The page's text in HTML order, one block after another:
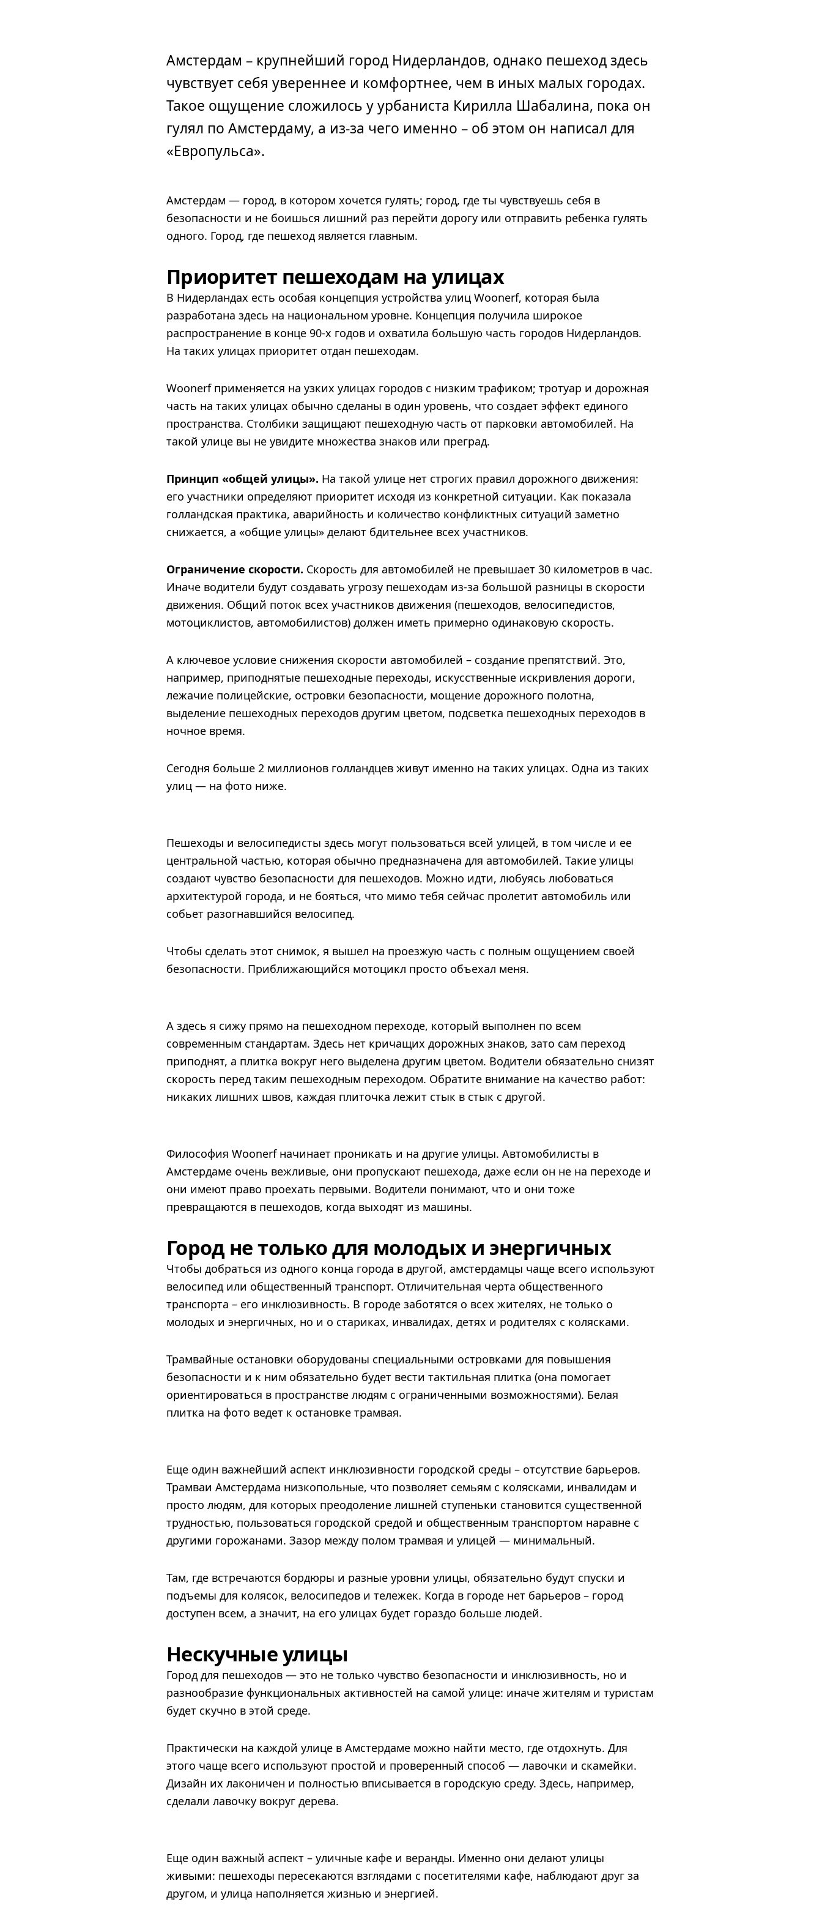
Амстердам – крупнейший город Нидерландов, однако пешеход здесь
чувствует себя увереннее и комфортнее, чем в иных малых городах.
Такое ощущение сложилось у урбаниста Кирилла Шабалина, пока он
гулял по Амстердаму, а из-за чего именно – об этом он написал для
«Европульса».
Амстердам — город, в котором хочется гулять; город, где ты чувствуешь себя в
безопасности и не боишься лишний раз перейти дорогу или отправить ребенка гулять
одного. Город, где пешеход является главным.
Приоритет пешеходам на улицах
В Нидерландах есть особая концепция устройства улиц Woonerf, которая была
разработана здесь на национальном уровне. Концепция получила широкое
распространение в конце 90-х годов и охватила большую часть городов Нидерландов.
На таких улицах приоритет отдан пешеходам.
Woonerf применяется на узких улицах городов с низким трафиком; тротуар и дорожная
часть на таких улицах обычно сделаны в один уровень, что создает эффект единого
пространства. Столбики защищают пешеходную часть от парковки автомобилей. На
такой улице вы не увидите множества знаков или преград.
Принцип «общей улицы». На такой улице нет строгих правил дорожного движения:
его участники определяют приоритет исходя из конкретной ситуации. Как показала
голландская практика, аварийность и количество конфликтных ситуаций заметно
снижается, а «общие улицы» делают бдительнее всех участников.
Ограничение скорости. Скорость для автомобилей не превышает 30 километров в час.
Иначе водители будут создавать угрозу пешеходам из-за большой разницы в скорости
движения. Общий поток всех участников движения (пешеходов, велосипедистов,
мотоциклистов, автомобилистов) должен иметь примерно одинаковую скорость.
А ключевое условие снижения скорости автомобилей – создание препятствий. Это,
например, приподнятые пешеходные переходы, искусственные искривления дороги,
лежачие полицейские, островки безопасности, мощение дорожного полотна,
выделение пешеходных переходов другим цветом, подсветка пешеходных переходов в
ночное время.
Сегодня больше 2 миллионов голландцев живут именно на таких улицах. Одна из таких
улиц — на фото ниже.
Пешеходы и велосипедисты здесь могут пользоваться всей улицей, в том числе и ее
центральной частью, которая обычно предназначена для автомобилей. Такие улицы
создают чувство безопасности для пешеходов. Можно идти, любуясь любоваться
архитектурой города, и не бояться, что мимо тебя сейчас пролетит автомобиль или
собьет разогнавшийся велосипед.
Чтобы сделать этот снимок, я вышел на проезжую часть с полным ощущением своей
безопасности. Приближающийся мотоцикл просто объехал меня.
А здесь я сижу прямо на пешеходном переходе, который выполнен по всем
современным стандартам. Здесь нет кричащих дорожных знаков, зато сам переход
приподнят, а плитка вокруг него выделена другим цветом. Водители обязательно снизят
скорость перед таким пешеходным переходом. Обратите внимание на качество работ:
никаких лишних швов, каждая плиточка лежит стык в стык с другой.
Философия Woonerf начинает проникать и на другие улицы. Автомобилисты в
Амстердаме очень вежливые, они пропускают пешехода, даже если он не на переходе и
они имеют право проехать первыми. Водители понимают, что и они тоже
превращаются в пешеходов, когда выходят из машины.
Город не только для молодых и энергичных
Чтобы добраться из одного конца города в другой, амстердамцы чаще всего используют
велосипед или общественный транспорт. Отличительная черта общественного
транспорта – его инклюзивность. В городе заботятся о всех жителях, не только о
молодых и энергичных, но и о стариках, инвалидах, детях и родителях с колясками.
Трамвайные остановки оборудованы специальными островками для повышения
безопасности и к ним обязательно будет вести тактильная плитка (она помогает
ориентироваться в пространстве людям с ограниченными возможностями). Белая
плитка на фото ведет к остановке трамвая.
Еще один важнейший аспект инклюзивности городской среды – отсутствие барьеров.
Трамваи Амстердама низкопольные, что позволяет семьям с колясками, инвалидам и
просто людям, для которых преодоление лишней ступеньки становится существенной
трудностью, пользоваться городской средой и общественным транспортом наравне с
другими горожанами. Зазор между полом трамвая и улицей — минимальный.
Там, где встречаются бордюры и разные уровни улицы, обязательно будут спуски и
подъемы для колясок, велосипедов и тележек. Когда в городе нет барьеров – город
доступен всем, а значит, на его улицах будет гораздо больше людей.
Нескучные улицы
Город для пешеходов — это не только чувство безопасности и инклюзивность, но и
разнообразие функциональных активностей на самой улице: иначе жителям и туристам
будет скучно в этой среде.
Практически на каждой улице в Амстердаме можно найти место, где отдохнуть. Для
этого чаще всего используют простой и проверенный способ — лавочки и скамейки.
Дизайн их лаконичен и полностью вписывается в городскую среду. Здесь, например,
сделали лавочку вокруг дерева.
Еще один важный аспект – уличные кафе и веранды. Именно они делают улицы
живыми: пешеходы пересекаются взглядами с посетителями кафе, наблюдают друг за
другом, и улица наполняется жизнью и энергией.